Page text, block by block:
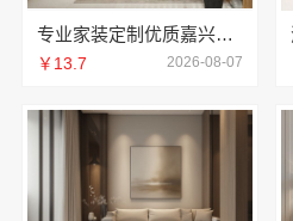
专业家装定制优质嘉兴绿色之家建材科技有限公司
￥13.7 2026-08-07